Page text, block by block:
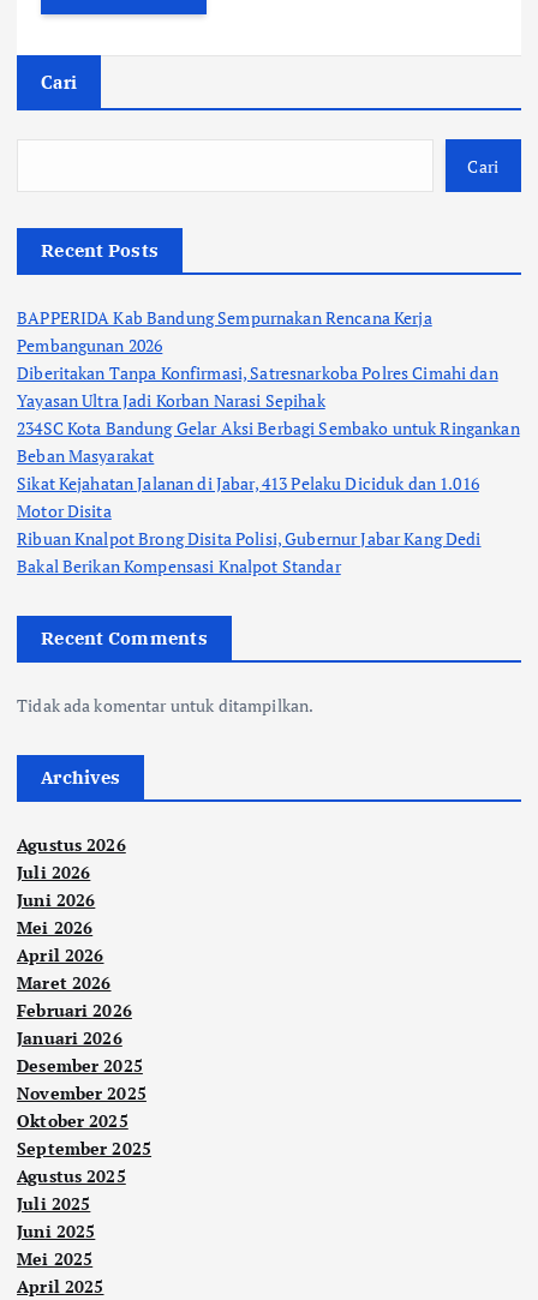
Cari
Cari
Recent Posts
BAPPERIDA Kab Bandung Sempurnakan Rencana Kerja
Pembangunan 2026
Diberitakan Tanpa Konfirmasi, Satresnarkoba Polres Cimahi dan
Yayasan Ultra Jadi Korban Narasi Sepihak
234SC Kota Bandung Gelar Aksi Berbagi Sembako untuk Ringankan
Beban Masyarakat
Sikat Kejahatan Jalanan di Jabar, 413 Pelaku Diciduk dan 1.016
Motor Disita
Ribuan Knalpot Brong Disita Polisi, Gubernur Jabar Kang Dedi
Bakal Berikan Kompensasi Knalpot Standar
Recent Comments
Tidak ada komentar untuk ditampilkan.
Archives
Agustus 2026
Juli 2026
Juni 2026
Mei 2026
April 2026
Maret 2026
Februari 2026
Januari 2026
Desember 2025
November 2025
Oktober 2025
September 2025
Agustus 2025
Juli 2025
Juni 2025
Mei 2025
April 2025